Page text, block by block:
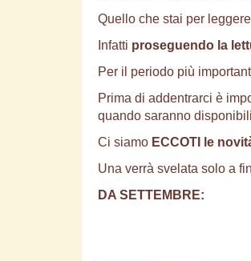
Quello che stai per
Infatti proseguendo la
Per il periodo più
Prima di addentrarci è
quando saranno
Ci siamo ECCOTI le
Una verrà svelata solo a
DA SETTEMBRE: